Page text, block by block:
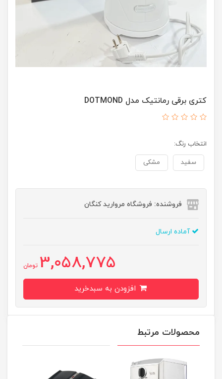
کتری برقی رمانتیک مدل DOTMOND
انتخاب رنگ:
سفید مشکی
فروشنده: فروشگاه مروارید کنگان
آماده ارسال
3,058,775 تومان
محصولات مرتبط